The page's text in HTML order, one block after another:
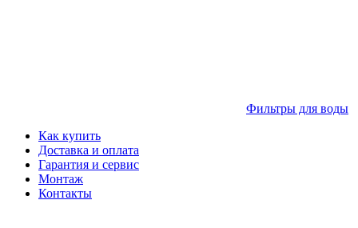
Фильтры для воды
Как купить
Доставка и оплата
Гарантия и сервис
Монтаж
Контакты